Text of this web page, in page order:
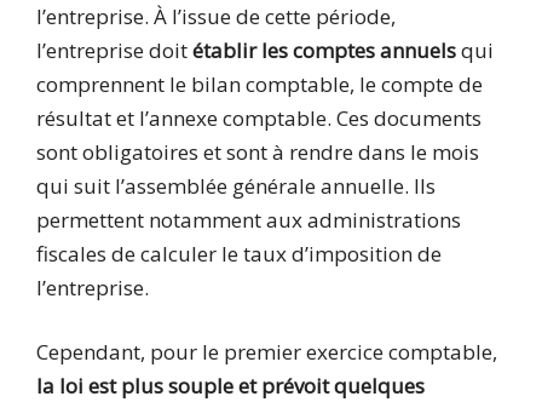
l’entreprise. À l’issue de cette période,
l’entreprise doitétablir les comptes annuelsqui
comprennent le bilan comptable, le compte de
résultat et l’annexe comptable. Ces documents
sont obligatoires et sont à rendre dans le mois
qui suit l’assemblée générale annuelle. Ils
permettent notamment aux administrations
fiscales de calculer le taux d’imposition de
l’entreprise.
Cependant, pour le premier exercice comptable,
la loi est plus souple et prévoit quelques